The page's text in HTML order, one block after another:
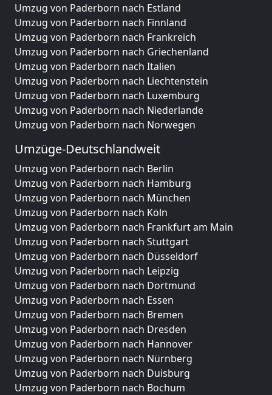
Umzug von Paderborn nach Estland
Umzug von Paderborn nach Finnland
Umzug von Paderborn nach Frankreich
Umzug von Paderborn nach Griechenland
Umzug von Paderborn nach Italien
Umzug von Paderborn nach Liechtenstein
Umzug von Paderborn nach Luxemburg
Umzug von Paderborn nach Niederlande
Umzug von Paderborn nach Norwegen
Umzüge-Deutschlandweit
Umzug von Paderborn nach Berlin
Umzug von Paderborn nach Hamburg
Umzug von Paderborn nach München
Umzug von Paderborn nach Köln
Umzug von Paderborn nach Frankfurt am Main
Umzug von Paderborn nach Stuttgart
Umzug von Paderborn nach Düsseldorf
Umzug von Paderborn nach Leipzig
Umzug von Paderborn nach Dortmund
Umzug von Paderborn nach Essen
Umzug von Paderborn nach Bremen
Umzug von Paderborn nach Dresden
Umzug von Paderborn nach Hannover
Umzug von Paderborn nach Nürnberg
Umzug von Paderborn nach Duisburg
Umzug von Paderborn nach Bochum